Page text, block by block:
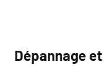
Dépannage